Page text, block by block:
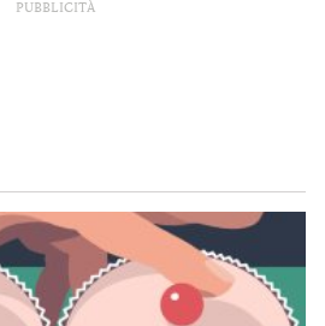
PUBBLICITÀ